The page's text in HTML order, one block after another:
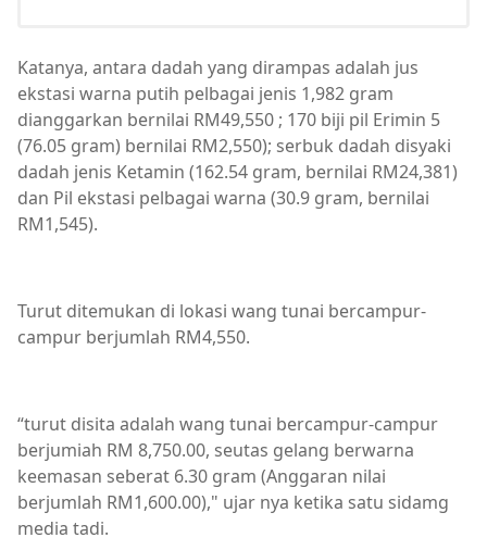
Katanya, antara dadah yang dirampas adalah jus
ekstasi warna putih pelbagai jenis 1,982 gram
dianggarkan bernilai RM49,550 ; 170 biji pil Erimin 5
(76.05 gram) bernilai RM2,550); serbuk dadah disyaki
dadah jenis Ketamin (162.54 gram, bernilai RM24,381)
dan Pil ekstasi pelbagai warna (30.9 gram, bernilai
RM1,545).
Turut ditemukan di lokasi wang tunai bercampur-
campur berjumlah RM4,550.
“turut disita adalah wang tunai bercampur-campur
berjumiah RM 8,750.00, seutas gelang berwarna
keemasan seberat 6.30 gram (Anggaran nilai
berjumlah RM1,600.00)," ujar nya ketika satu sidamg
media tadi.